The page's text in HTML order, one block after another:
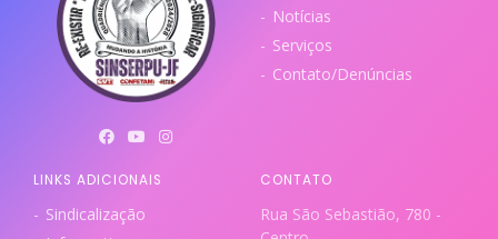
Notícias
Serviços
Contato/Denúncias
LINKS ADICIONAIS
Sindicalização
CONTATO
Rua São Sebastião, 780 -